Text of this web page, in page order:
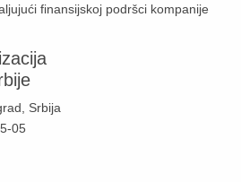
finansijskoj podršci kompanije
Srbija
05